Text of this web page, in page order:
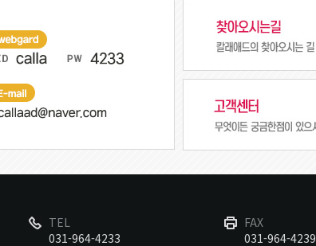
TEL
031-964-4233
FAX
031-964-4239